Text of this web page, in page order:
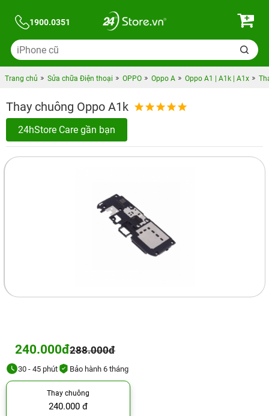
1900.0351
Trang chủ Sửa chữa Điện thoại OPPO Oppo A Oppo A1 | A1k | A1x
Thay chuông Oppo A1k
24hStore Care gần bạn
240.000đ288.000đ
30 - 45 phút Bảo hành 6 tháng
Thay chuông
240.000 đ